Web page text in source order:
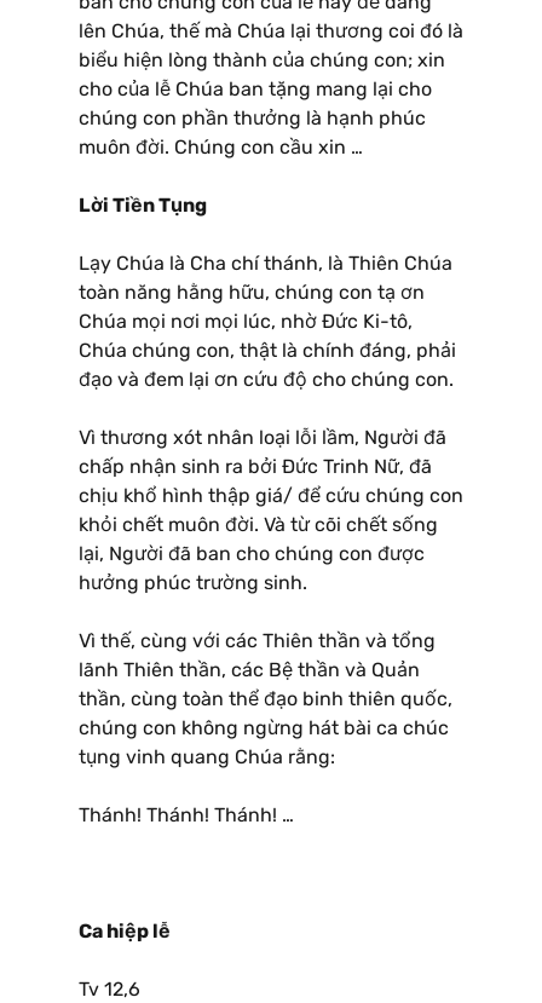
lên Chúa, thế mà Chúa lại thương coi đó là
biểu hiện lòng thành của chúng con; xin
cho của lễ Chúa ban tặng mang lại cho
chúng con phần thưởng là hạnh phúc
muôn đời. Chúng con cầu xin …
Lời Tiền Tụng
Lạy Chúa là Cha chí thánh, là Thiên Chúa
toàn năng hằng hữu, chúng con tạ ơn
Chúa mọi nơi mọi lúc, nhờ Ðức Ki-tô,
Chúa chúng con, thật là chính đáng, phải
đạo và đem lại ơn cứu độ cho chúng con.
Vì thương xót nhân loại lỗi lầm, Người đã
chấp nhận sinh ra bởi Ðức Trinh Nữ, đã
chịu khổ hình thập giá/ để cứu chúng con
khỏi chết muôn đời. Và từ cõi chết sống
lại, Người đã ban cho chúng con được
hưởng phúc trường sinh.
Vì thế, cùng với các Thiên thần và tổng
lãnh Thiên thần, các Bệ thần và Quản
thần, cùng toàn thể đạo binh thiên quốc,
chúng con không ngừng hát bài ca chúc
tụng vinh quang Chúa rằng:
Thánh! Thánh! Thánh! …
Ca hiệp lễ
Tv 12,6